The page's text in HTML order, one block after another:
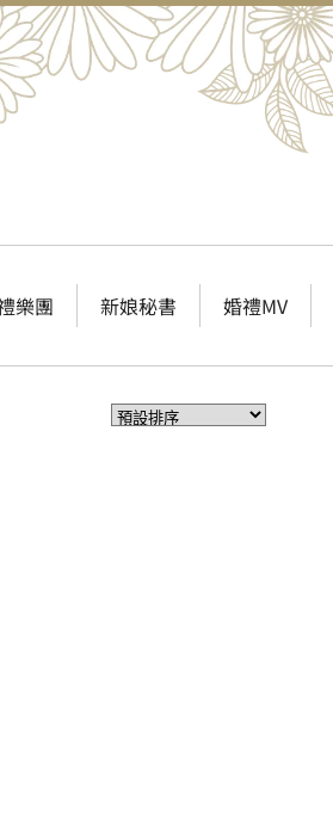
樂團 新娘秘書 婚禮MV